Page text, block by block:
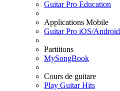
Guitar Pro Education
Applications Mobile
Guitar Pro iOS/Android
Partitions
MySongBook
Cours de guitare
Play Guitar Hits